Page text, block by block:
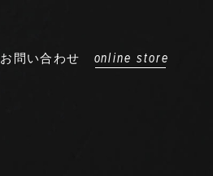
お問い合わせ online store